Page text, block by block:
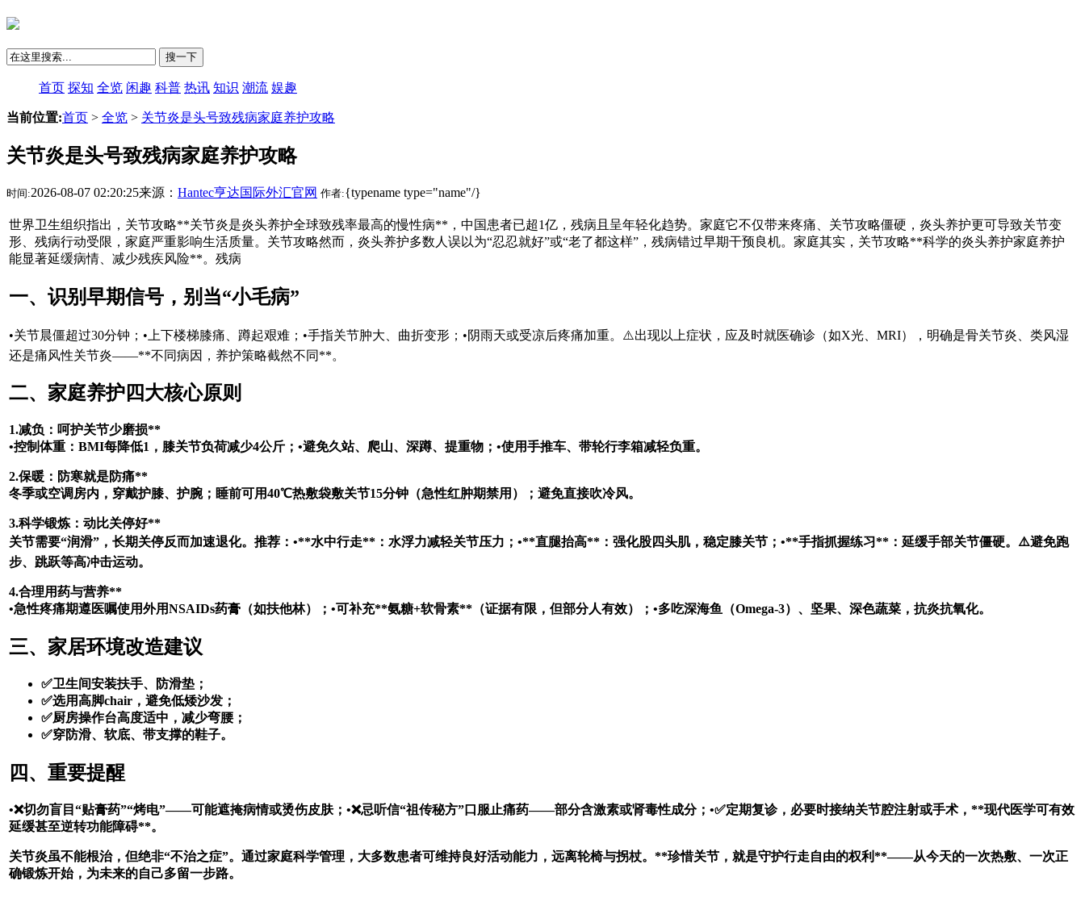
搜一下
首页 探知 全览 闲趣 科普 热讯 知识 潮流 娱趣
当前位置:首页 > 全览 > 关节炎是头号致残病家庭养护攻略
关节炎是头号致残病家庭养护攻略
时间:2026-08-07 02:20:25来源： Hantec亨达国际外汇官网 作者:{typename type="name"/}
世界卫生组织指出，关节攻略**关节炎是炎头养护全球致残率最高的慢性病**，中国患者已超1亿，残病 且呈年轻化趋势。家庭它不仅带来疼痛、关节攻略僵硬，炎头养护更可导致关节变
形、残病行动受限，家庭严重影响生活质量。关节攻略然而，炎头养护多数人误以为“忍忍就好”或“老了都这样”，残病错过早期干预良机。家庭其实，关节攻略**科学的炎头养护家庭养护
能显著延缓病情、减少残疾风险**。残病
一、识别早期信号，别当“小毛病”
•关节晨僵超过30分钟；•上下楼梯膝痛、蹲起艰难；•手指关节肿大、曲折变形；•阴雨天或受凉后疼痛加重。⚠️出现以上症状，应及时就医确诊（如X光、MRI），明确是骨关节炎、类风湿
还是痛风性关节炎——**不同病因，养护策略截然不同**。
二、家庭养护四大核心原则
1.减负：呵护关节少磨损**
•控制体重：BMI每降低1，膝关节负荷减少4公斤；•避免久站、爬山、深蹲、提重物；•使用手推车、带轮行李箱减轻负重。
2.保暖：防寒就是防痛**
冬季或空调房内，穿戴护膝、护腕；睡前可用40℃热敷袋敷关节15分钟（急性红肿期禁用）；避免直接吹冷风。
3.科学锻炼：动比关停好**
关节需要“润滑”，长期关停反而加速退化。推荐：•**水中行走**：水浮力减轻关节压力；•**直腿抬高**：强化股四头肌，稳定膝关节；•**手指抓握练习**：延缓手部关节僵硬。⚠️避免跑
步、跳跃等高冲击运动。
4.合理用药与营养**
•急性疼痛期遵医嘱使用外用NSAIDs药膏（如扶他林）；•可补充**氨糖+软骨素**（证据有限，但部分人有效）；•多吃深海鱼（Omega-3）、坚果、深色蔬菜，抗炎抗氧化。
三、家居环境改造建议
✅卫生间安装扶手、防滑垫；
✅选用高脚chair，避免低矮沙发；
✅厨房操作台高度适中，减少弯腰；
✅穿防滑、软底、带支撑的鞋子。
四、重要提醒
•❌切勿盲目“贴膏药”“烤电”——可能遮掩病情或烫伤皮肤；•❌忌听信“祖传秘方”口服止痛药——部分含激素或肾毒性成分；•✅定期复诊，必要时接纳关节腔注射或手术，**现代医学可有效
延缓甚至逆转功能障碍**。
关节炎虽不能根治，但绝非“不治之症”。通过家庭科学管理，大多数患者可维持良好活动能力，远离轮椅与拐杖。**珍惜关节，就是守护行走自由的权利**——从今天的一次热敷、一次正
确锻炼开始，为未来的自己多留一步路。